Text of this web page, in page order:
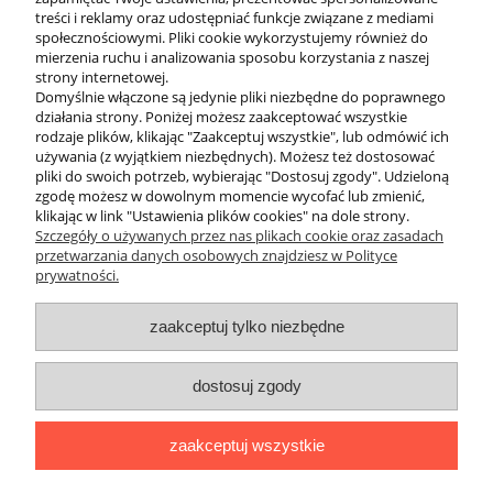
Bezpieczeństwo i serwis
Wszystkie butle stalowe w naszym sklepie są fabrycznie nowe i
posiadają aktualną legalizację oraz certyfikat CE. Sprzedajemy je w
komplecie z precyzyjnymi zaworami nurkowymi oraz gumowymi
stopami, które stabilizują butlę w pionie i chronią podłoże.
Pamiętaj, że regularny przegląd wizualny i czystość tlenowa butli to
klucz do bezpiecznej eksploatacji. Wybierając butle w DIVEPL, masz
pewność, że otrzymujesz sprzęt gotowy do nabicia i wejścia pod
wodę.
O nas
Obsługa klienta
Pomoc
Moje konto
treści i reklamy oraz udostępniać funkcje związane z mediami
społecznościowymi. Pliki cookie wykorzystujemy również do
mierzenia ruchu i analizowania sposobu korzystania z naszej
strony internetowej.
Domyślnie włączone są jedynie pliki niezbędne do poprawnego
działania strony. Poniżej możesz zaakceptować wszystkie
rodzaje plików, klikając "Zaakceptuj wszystkie", lub odmówić ich
używania (z wyjątkiem niezbędnych). Możesz też dostosować
pliki do swoich potrzeb, wybierając "Dostosuj zgody". Udzieloną
zgodę możesz w dowolnym momencie wycofać lub zmienić,
klikając w link "Ustawienia plików cookies" na dole strony.
Szczegóły o używanych przez nas plikach cookie oraz zasadach
przetwarzania danych osobowych znajdziesz w Polityce
prywatności.
zaakceptuj tylko niezbędne
dostosuj zgody
zaakceptuj wszystkie